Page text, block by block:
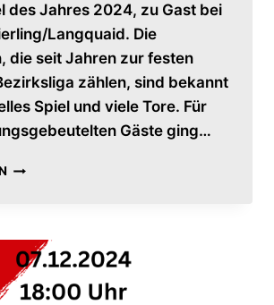
des Jahres 2024, zu Gast bei
Langquaid. Die
die seit Jahren zur festen
zählen, sind bekannt
Spiel und viele Tore. Für
Gäste ging…
NACHBERICHT:
HERREN